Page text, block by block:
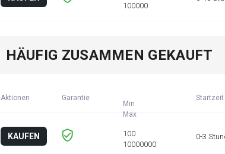
100000
HÄUFIG ZUSAMMEN GEKAUFT
Aktionen Garantie
Min
Max
Startzeit
KAUFEN
100
10000000
0-3